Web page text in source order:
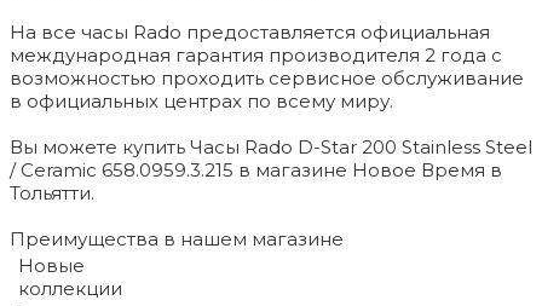
На все часы Rado предоставляется официальная
международная гарантия производителя 2 года с
возможностью проходить сервисное обслуживание
в официальных центрах по всему миру.
Вы можете купить Часы Rado D-Star 200 Stainless Steel
/ Ceramic 658.0959.3.215 в магазине Новое Время в
Тольятти.
Преимущества в нашем магазине
Новые
коллекции